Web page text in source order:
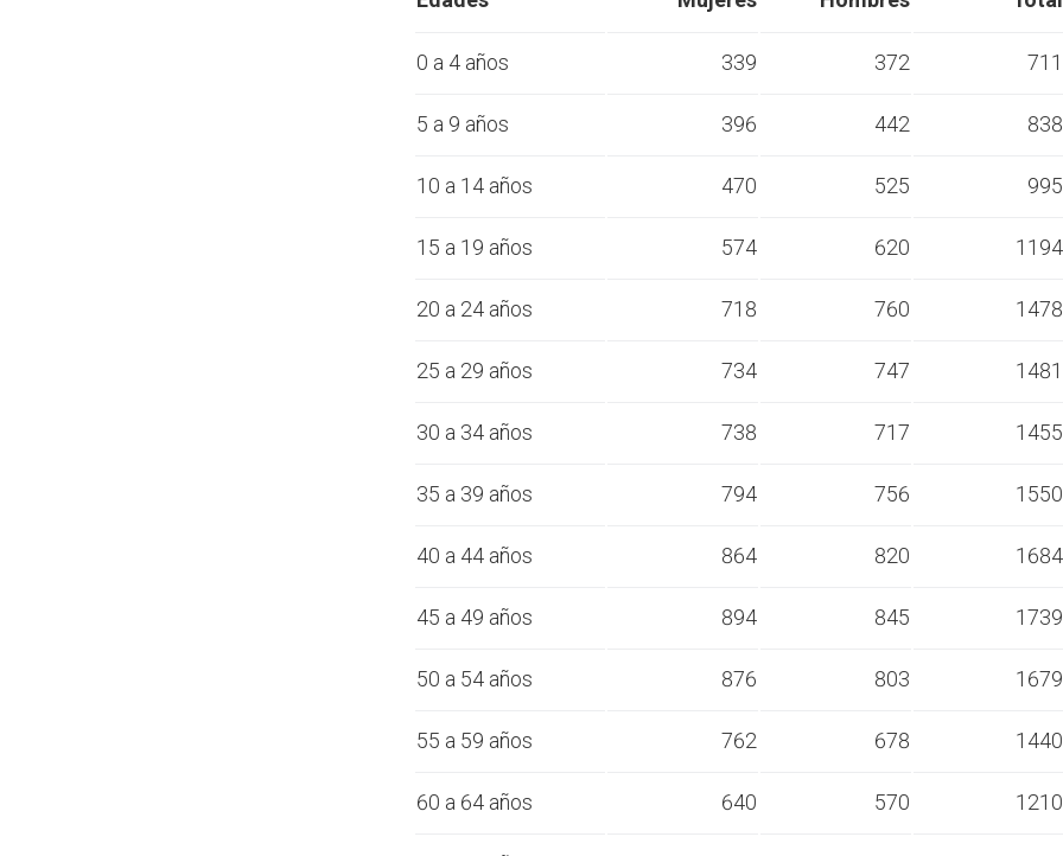
0 a 4 años 339 372 711
5 a 9 años 396 442 838
10 a 14 años 470 525 995
15 a 19 años 574 620 1194
20 a 24 años 718 760 1478
25 a 29 años 734 747 1481
30 a 34 años 738 717 1455
35 a 39 años 794 756 1550
40 a 44 años 864 820 1684
45 a 49 años 894 845 1739
50 a 54 años 876 803 1679
55 a 59 años 762 678 1440
60 a 64 años 640 570 1210